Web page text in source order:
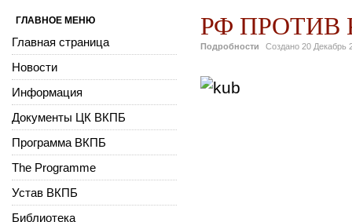
РФ ПРОТИВ
Подробности Создано 20 Декабрь
ГЛАВНОЕ МЕНЮ
Главная страница
Новости
Информация
Документы ЦК ВКПБ
Программа ВКПБ
The Programme
Устав ВКПБ
Библиотека